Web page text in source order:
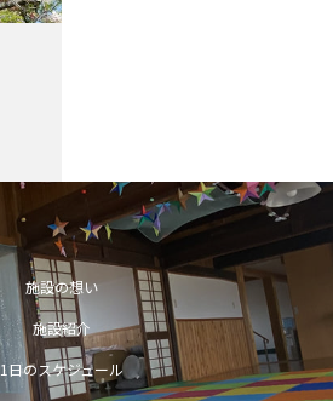
施設の想い
施設紹介
1日のスケジュール